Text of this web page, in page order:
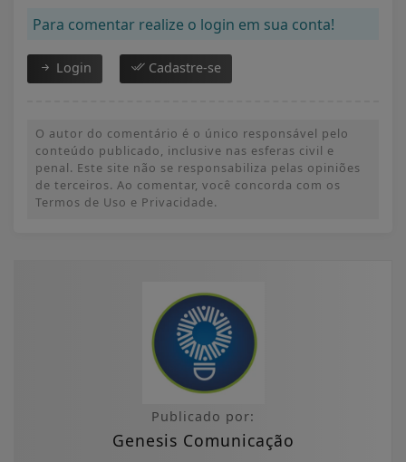
Para comentar realize o login em sua conta!
Login Cadastre-se
O autor do comentário é o único responsável pelo
conteúdo publicado, inclusive nas esferas civil e
penal. Este site não se responsabiliza pelas opiniões
de terceiros. Ao comentar, você concorda com os
Termos de Uso e Privacidade.
Publicado por:
Genesis Comunicação